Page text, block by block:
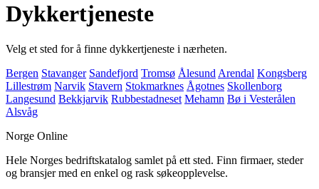
Dykkertjeneste
Velg et sted for å finne dykkertjeneste i nærheten.
Bergen Stavanger Sandefjord Tromsø Ålesund Arendal Kongsberg
Lillestrøm Narvik Stavern Stokmarknes Ågotnes Skollenborg
Langesund Bekkjarvik Rubbestadneset Mehamn Bø i Vesterålen
Alsvåg
Norge Online
Hele Norges bedriftskatalog samlet på ett sted. Finn firmaer, steder
og bransjer med en enkel og rask søkeopplevelse.